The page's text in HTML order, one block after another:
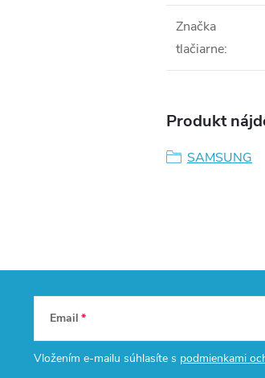
Značka
tlačiarne:
Produkt
SAMSUNG
Email
Vložením e-mailu súhlasíte s podmienkami